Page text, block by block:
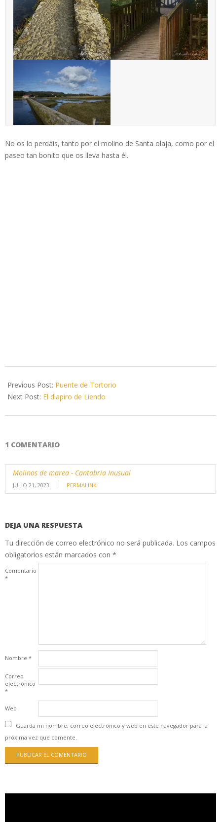
No os lo perdáis, tanto por el molino de Santa olaja, como por el
paseo tan bonito que os lleva hasta él.
04-
26
Previous Post: Puente de Tortorio
Next Post: El diapiro de Liendo
1 COMENTARIO
Molinos de marea - Cantabria Inusual
JULIO 21, 2023 PERMALINK
DEJA UNA RESPUESTA
Tu dirección de correo electrónico no será publicada. Los campos
obligatorios están marcados con *
Comentario
*
Nombre *
Correo
electrónico
*
Web
Guarda mi nombre, correo electrónico y web en este navegador para la
próxima vez que comente.